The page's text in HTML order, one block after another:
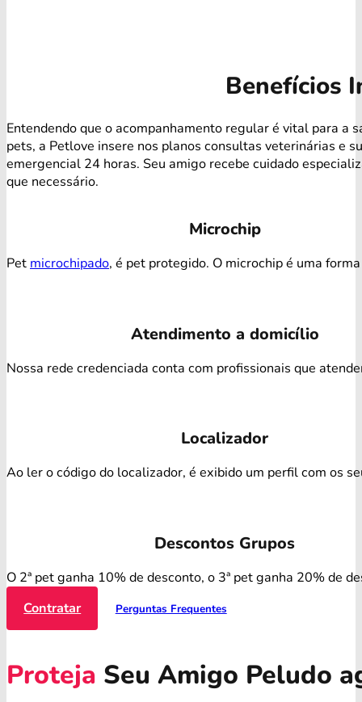
Benefícios
Entendendo que o acompanhamento regular é vital para a
pets, a Petlove insere nos planos consultas veterinárias e
emergencial 24 horas. Seu amigo recebe cuidado
que necessário.
Microchip
Pet microchipado, é pet protegido. O microchip é uma
Atendimento a domicílio
Nossa rede credenciada conta com profissionais que
Localizador
Ao ler o código do localizador, é exibido um perfil com os
Descontos Grupos
O 2ª pet ganha 10% de desconto, o 3ª pet ganha 20% de
Contratar
Perguntas Frequentes
Proteja Seu Amigo Peludo